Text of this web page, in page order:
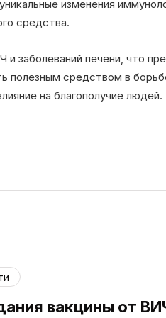
изменения
средства.
заболеваний печени, что
полезным средством в
на благополучие людей.
вакцины от